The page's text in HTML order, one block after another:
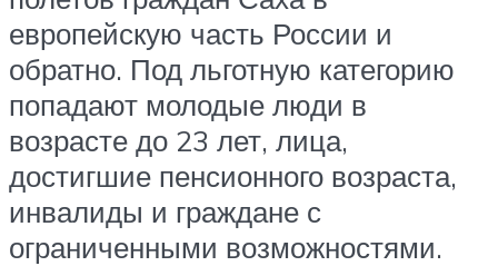
европейскую часть России и
обратно. Под льготную категорию
попадают молодые люди в
возрасте до 23 лет, лица,
достигшие пенсионного возраста,
инвалиды и граждане с
ограниченными возможностями.